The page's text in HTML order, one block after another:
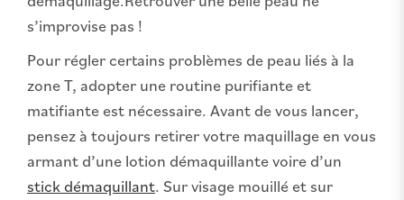
s’improvise pas !
Pour régler certains problèmes de peau liés à la
zone T, adopter une routine purifiante et
matifiante est nécessaire. Avant de vous lancer,
pensez à toujours retirer votre maquillage en vous
armant d’une lotion démaquillante voire d’un
stick démaquillant. Sur visage mouillé et sur